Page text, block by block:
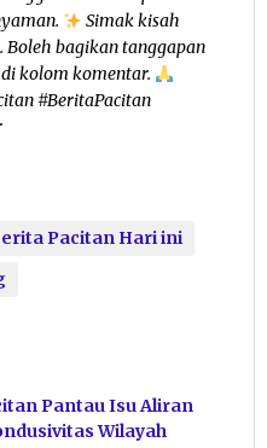
Simak kisah
Boleh bagikan tanggapan
kolom komentar.
#BeritaPacitan
Pacitan Hari ini
Pantau Isu Aliran
Wilayah